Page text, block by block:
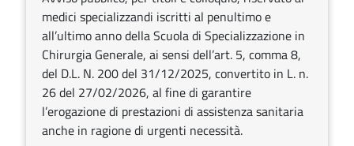
medici specializzandi iscritti al penultimo e
all’ultimo anno della Scuola di Specializzazione in
Chirurgia Generale, ai sensi dell’art. 5, comma 8,
del D.L. N. 200 del 31/12/2025, convertito in L. n.
26 del 27/02/2026, al fine di garantire
l’erogazione di prestazioni di assistenza sanitaria
anche in ragione di urgenti necessità.